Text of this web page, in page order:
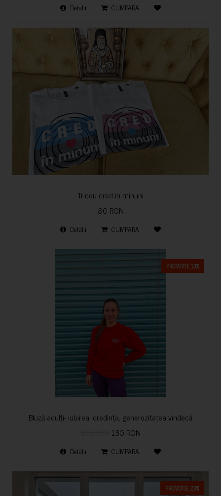
Detalii CUMPARA
Tricou cred in minuni
80 RON
Detalii CUMPARA
PROMOTIE 13%
Bluză adulți- iubirea, credința, generozitatea vindecă
130 RON
Detalii CUMPARA
PROMOTIE 23%